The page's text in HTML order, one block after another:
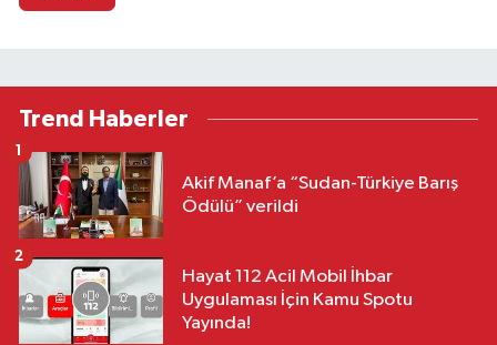
Trend Haberler
Akif Manaf’a “Sudan-Türkiye Barış
Ödülü” verildi
1
Hayat 112 Acil Mobil İhbar
Uygulaması İçin Kamu Spotu
Yayında!
2